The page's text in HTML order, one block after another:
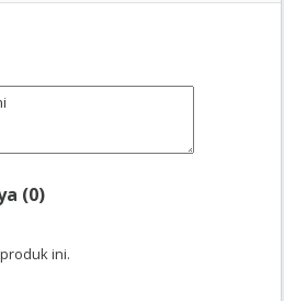
(0)
ini.